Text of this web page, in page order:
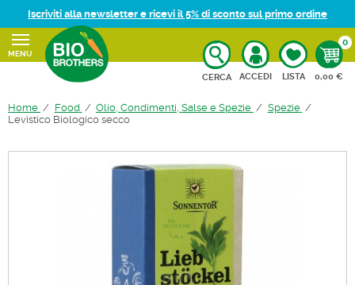
Iscriviti alla newsletter e ricevi il 5% di sconto sul primo ordine
MENU
CERCA ACCEDI LISTA
0
0,00 €
Home Food Olio, Condimenti, Salse e Spezie
Spezie
Levistico Biologico secco